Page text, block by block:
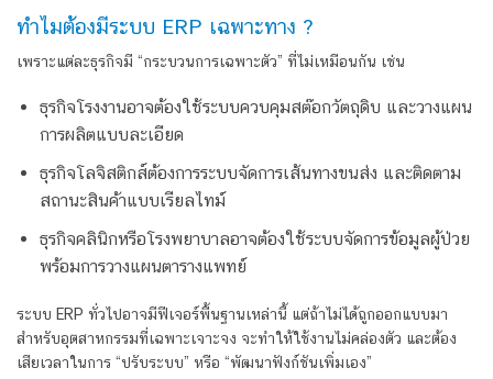
ทำไมต้องมีระบบ ERP เฉพาะทาง ?
เพราะแต่ละธุรกิจมี “กระบวนการเฉพาะตัว” ที่ไม่เหมือนกัน เช่น
ธุรกิจโรงงานอาจต้องใช้ระบบควบคุมสต๊อกวัตถุดิบ และวางแผน
การผลิตแบบละเอียด
ธุรกิจโลจิสติกส์ต้องการระบบจัดการเส้นทางขนส่ง และติดตาม
สถานะสินค้าแบบเรียลไทม์
ธุรกิจคลินิกหรือโรงพยาบาลอาจต้องใช้ระบบจัดการข้อมูลผู้ป่วย
พร้อมการวางแผนตารางแพทย์
ระบบ ERP ทั่วไปอาจมีฟีเจอร์พื้นฐานเหล่านี้ แต่ถ้าไม่ได้ถูกออกแบบมา
สำหรับอุตสาหกรรมที่เฉพาะเจาะจง จะทำให้ใช้งานไม่คล่องตัว และต้อง
เสียเวลาในการ “ปรับระบบ” หรือ “พัฒนาฟังก์ชันเพิ่มเอง”